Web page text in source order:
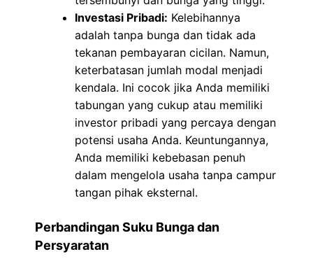
Investasi Pribadi: Kelebihannya
adalah tanpa bunga dan tidak ada
tekanan pembayaran cicilan. Namun,
keterbatasan jumlah modal menjadi
kendala. Ini cocok jika Anda memiliki
tabungan yang cukup atau memiliki
investor pribadi yang percaya dengan
potensi usaha Anda. Keuntungannya,
Anda memiliki kebebasan penuh
dalam mengelola usaha tanpa campur
tangan pihak eksternal.
Perbandingan Suku Bunga dan
Persyaratan